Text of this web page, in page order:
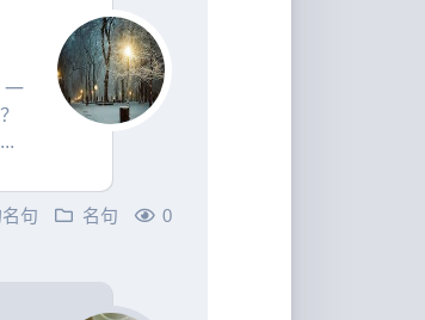
一
句 名句 0